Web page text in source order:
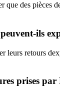
que des pièces
ils
leurs retours
prises